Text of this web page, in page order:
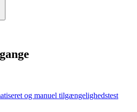
og manuel tilgængelighedstest